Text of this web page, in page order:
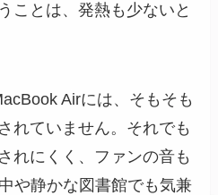
ことは、発熱も少ないと
Airには、そもそも
れていません。それでも
れにくく、ファンの音も
や静かな図書館でも気兼